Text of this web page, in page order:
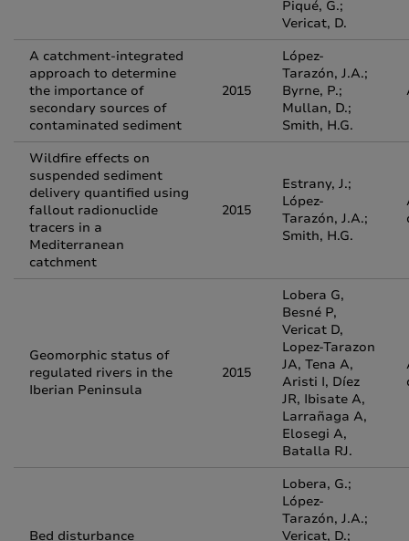
Piqué, G.;
Vericat, D.
A catchment-integrated
approach to determine
the importance of
secondary sources of
contaminated sediment
2015
López-
Tarazón, J.A.;
Byrne, P.;
Mullan, D.;
Smith, H.G.
Wildfire effects on
suspended sediment
delivery quantified using
fallout radionuclide
tracers in a
Mediterranean
catchment
2015
Estrany, J.;
López-
Tarazón, J.A.;
Smith, H.G.
Geomorphic status of
regulated rivers in the
Iberian Peninsula
2015
Lobera G,
Besné P,
Vericat D,
Lopez-Tarazon
JA, Tena A,
Aristi I, Díez
JR, Ibisate A,
Larrañaga A,
Elosegi A,
Batalla RJ.
Bed disturbance
Lobera, G.;
López-
Tarazón, J.A.;
Vericat, D.;